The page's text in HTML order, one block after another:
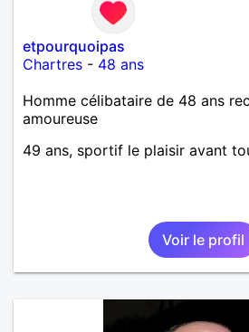
etpourquoipas
Chartres - 48 ans
Homme célibataire de 48 ans
amoureuse
49 ans, sportif le plaisir avant
Voir le profil